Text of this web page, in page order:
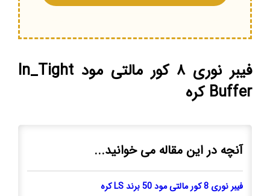
فیبر نوری ۸ کور مالتی مود In_Tight
Buffer کره
آنچه در این مقاله می خوانید...
فیبر نوری 8 کور مالتی مود 50 برند LS کره